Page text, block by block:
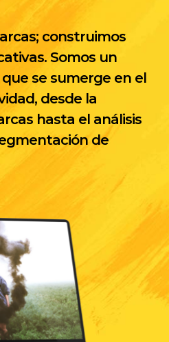
construimos
Somos un
se sumerge en el
desde la
hasta el análisis
de